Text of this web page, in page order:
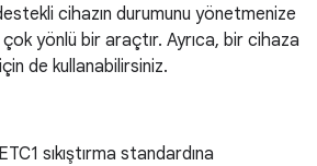
cihazın durumunu yönetmenize
yönlü bir araçtır. Ayrıca, bir cihaza
de kullanabilirsiniz.
sıkıştırma standardına